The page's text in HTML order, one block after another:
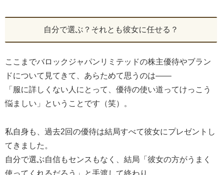
自分で選ぶ？それとも彼女に任せる？
ここまでバロックジャパンリミテッドの株主優待やブラン
ドについて見てきて、あらためて思うのは――
「服に詳しくない人にとって、優待の使い道ってけっこう
悩ましい」ということです（笑）。
私自身も、過去2回の優待は結局すべて彼女にプレゼントし
てきました。
自分で選ぶ自信もセンスもなく、結局「彼女の方がうまく